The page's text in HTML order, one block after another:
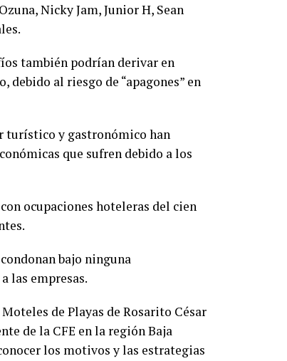
Nicky Jam, Junior H, Sean
también podrían derivar en
al riesgo de “apagones” en
turístico y gastronómico han
que sufren debido a los
ocupaciones hoteleras del cien
bajo ninguna
las empresas.
de Playas de Rosarito César
de la CFE en la región Baja
los motivos y las estrategias